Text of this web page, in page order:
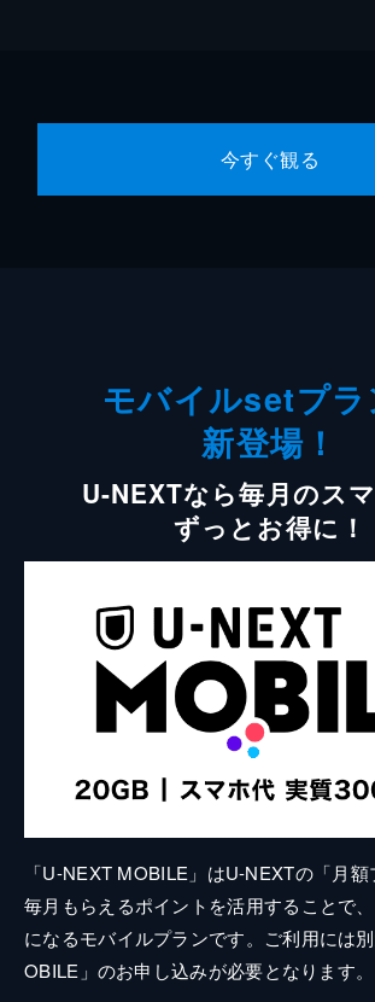
今すぐ観る
モバイルsetプ
新登場！
U-NEXTなら毎月のス
ずっとお得に！
「U-NEXT MOBILE」はU-NEXTの「月
毎月もらえるポイントを活用することで
になるモバイルプランです。ご利用には
OBILE」のお申し込みが必要となります。